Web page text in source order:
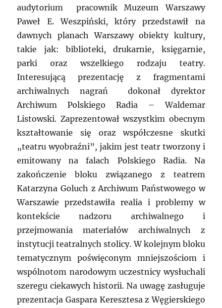
audytorium pracownik Muzeum Warszawy
Paweł E. Weszpiński, który przedstawił na
dawnych planach Warszawy obiekty kultury,
takie jak: biblioteki, drukarnie, księgarnie,
parki oraz wszelkiego rodzaju teatry.
Interesującą prezentację z fragmentami
archiwalnych nagrań dokonał dyrektor
Archiwum Polskiego Radia – Waldemar
Listowski. Zaprezentował wszystkim obecnym
kształtowanie się oraz współczesne skutki
„teatru wyobraźni”, jakim jest teatr tworzony i
emitowany na falach Polskiego Radia. Na
zakończenie bloku związanego z teatrem
Katarzyna Goluch z Archiwum Państwowego w
Warszawie przedstawiła realia i problemy w
kontekście nadzoru archiwalnego i
przejmowania materiałów archiwalnych z
instytucji teatralnych stolicy. W kolejnym bloku
tematycznym poświęconym mniejszościom i
wspólnotom narodowym uczestnicy wysłuchali
szeregu ciekawych historii. Na uwagę zasługuje
prezentacja Gaspara Keresztesa z Węgierskiego